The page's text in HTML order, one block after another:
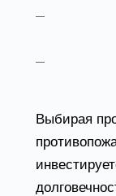
Выбирая